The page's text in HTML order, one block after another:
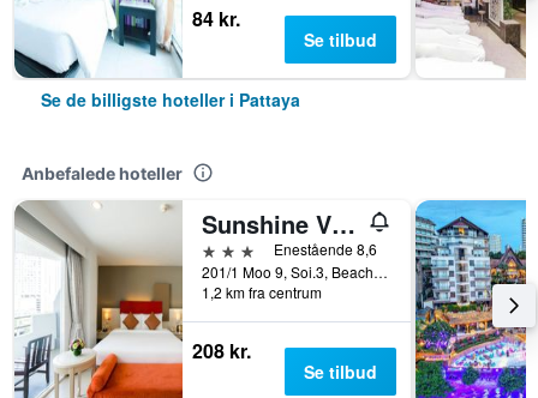
84 kr.
Se tilbud
Se de billigste hoteller i Pattaya
Anbefalede hoteller
Sunshine Vista
3 stjernerEnestående 8,6
201/1 Moo 9, Soi.3, Beach Rd., Pattaya, Thailand
1,2 km fra centrum
208 kr.
Se tilbud